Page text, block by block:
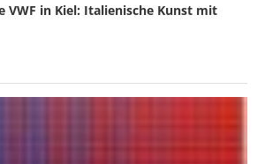
VWF in Kiel: Italienische Kunst mit